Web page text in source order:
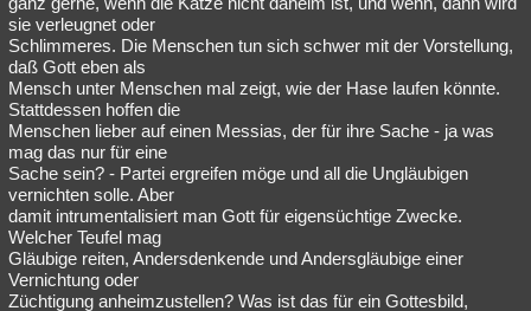
sie verleugnet oder
Schlimmeres. Die Menschen tun sich schwer mit der Vorstellung,
daß Gott eben als
Mensch unter Menschen mal zeigt, wie der Hase laufen könnte.
Stattdessen hoffen die
Menschen lieber auf einen Messias, der für ihre Sache - ja was
mag das nur für eine
Sache sein? - Partei ergreifen möge und all die Ungläubigen
vernichten solle. Aber
damit intrumentalisiert man Gott für eigensüchtige Zwecke.
Welcher Teufel mag
Gläubige reiten, Andersdenkende und Andersgläubige einer
Vernichtung oder
Züchtigung anheimzustellen? Was ist das für ein Gottesbild,